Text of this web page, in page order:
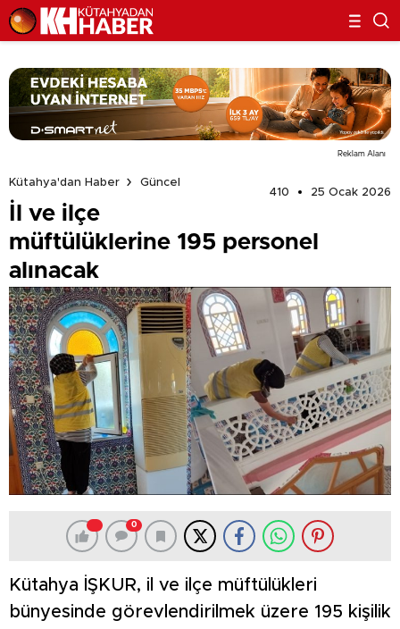
Reklam Alanı
Kütahya'dan Haber
Güncel
410
25 Ocak 2026
İl ve ilçe
müftülüklerine 195 personel
alınacak
0
Kütahya İŞKUR, il ve ilçe müftülükleri
bünyesinde görevlendirilmek üzere 195 kişilik